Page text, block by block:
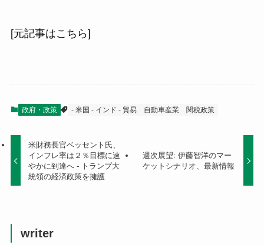
[元記事はこちら]
政府・政策 - 米国 - インド - 貿易 自動車産業 関税政策
米財務長官ベッセント氏、
インフレ率は２％目標に速
やかに到達へ - トランプ大
統領の経済政策を擁護
週次展望: 伊藤智洋のマー
ケットシナリオ、最新情報
writer